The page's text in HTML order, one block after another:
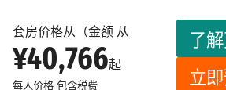
套房价格从（金额 从
¥40,766起
每人价格 包含税费
了
立